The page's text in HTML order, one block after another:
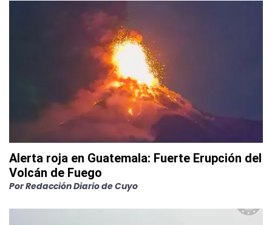
Alerta roja en Guatemala: Fuerte Erupción del
Volcán de Fuego
PorRedacción Diario de Cuyo